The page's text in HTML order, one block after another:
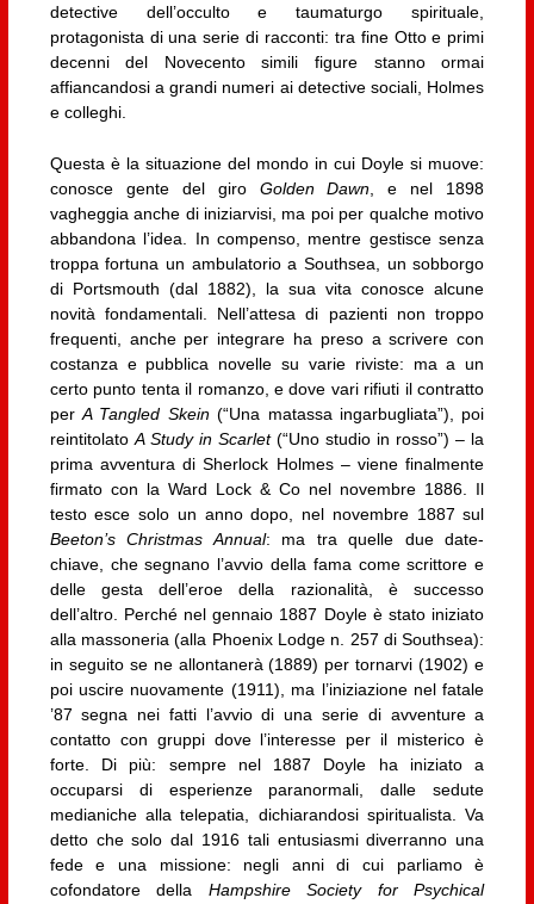
detective dell’occulto e taumaturgo spirituale,
protagonista di una serie di racconti: tra fine Otto e primi
decenni del Novecento simili figure stanno ormai
affiancandosi a grandi numeri ai detective sociali, Holmes
e colleghi.
Questa è la situazione del mondo in cui Doyle si muove:
conosce gente del giro Golden Dawn, e nel 1898
vagheggia anche di iniziarvisi, ma poi per qualche motivo
abbandona l’idea. In compenso, mentre gestisce senza
troppa fortuna un ambulatorio a Southsea, un sobborgo
di Portsmouth (dal 1882), la sua vita conosce alcune
novità fondamentali. Nell’attesa di pazienti non troppo
frequenti, anche per integrare ha preso a scrivere con
costanza e pubblica novelle su varie riviste: ma a un
certo punto tenta il romanzo, e dove vari rifiuti il contratto
perA Tangled Skein(“Una matassa ingarbugliata”), poi
reintitolatoA Study in Scarlet(“Uno studio in rosso”) – la
prima avventura di Sherlock Holmes – viene finalmente
firmato con la Ward Lock & Co nel novembre 1886. Il
testo esce solo un anno dopo, nel novembre 1887 sul
Beeton’s Christmas Annual: ma tra quelle due date-
chiave, che segnano l’avvio della fama come scrittore e
delle gesta dell’eroe della razionalità, è successo
dell’altro. Perché nel gennaio 1887 Doyle è stato iniziato
alla massoneria (alla Phoenix Lodge n. 257 di Southsea):
in seguito se ne allontanerà (1889) per tornarvi (1902) e
poi uscire nuovamente (1911), ma l’iniziazione nel fatale
’87 segna nei fatti l’avvio di una serie di avventure a
contatto con gruppi dove l’interesse per il misterico è
forte. Di più: sempre nel 1887 Doyle ha iniziato a
occuparsi di esperienze paranormali, dalle sedute
medianiche alla telepatia, dichiarandosi spiritualista. Va
detto che solo dal 1916 tali entusiasmi diverranno una
fede e una missione: negli anni di cui parliamo è
cofondatore della Hampshire Society for Psychical